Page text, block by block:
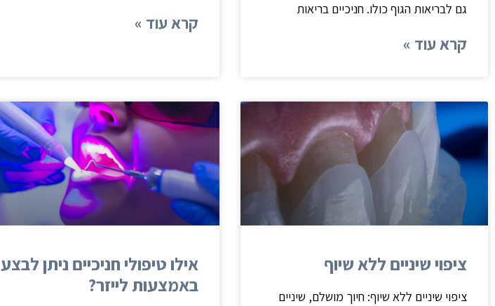
גם לבריאות הגוף כולו. חניכיים בריאות
קרא עוד »
קרא עוד »
ציפוי שיניים ללא שיוף
ציפוי שיניים ללא שיוף: חיוך מושלם, שיניים
אילו טיפולי חניכיים ניתן לבצע
באמצעות לייזר?